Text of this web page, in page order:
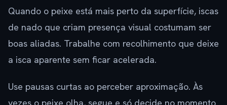
Quando o peixe está mais perto da superfície, iscas
de nado que criam presença visual costumam ser
boas aliadas. Trabalhe com recolhimento que deixe
a isca aparente sem ficar acelerada.
Use pausas curtas ao perceber aproximação. Às